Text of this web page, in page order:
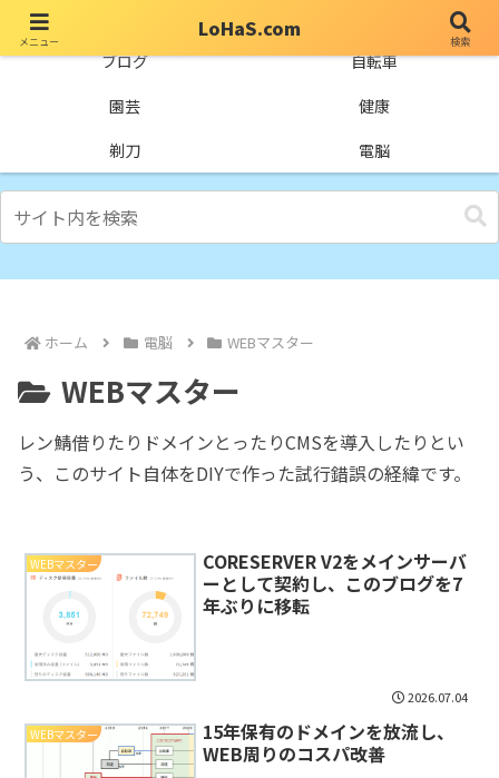
ブログ
自転車
園芸
健康
剃刀
電脳
ホーム 電脳 WEBマスター
WEBマスター
レン鯖借りたりドメインとったりCMSを導入したりとい
う、このサイト自体をDIYで作った試行錯誤の経緯です。
WEBマスター
CORESERVER V2をメインサーバ
ーとして契約し、このブログを7
年ぶりに移転
2026.07.04
WEBマスター
15年保有のドメインを放流し、
WEB周りのコスパ改善
メニュー
LoHaS.com
検索